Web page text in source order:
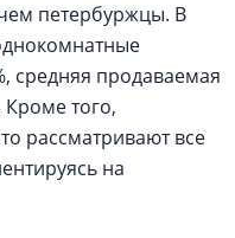
петербуржцы. В
средняя продаваемая
Кроме того,
рассматривают все
на